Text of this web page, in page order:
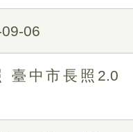
06
臺中市長照2.0